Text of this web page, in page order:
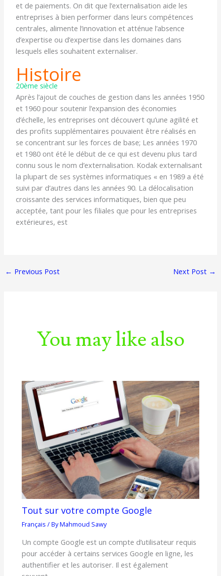
et de paiements. On dit que l’externalisation aide les
entreprises à bien performer dans leurs compétences
centrales, alimente l’innovation et atténue l’absence
d’expertise ou d’expertise dans les domaines dans
lesquels elles souhaitent externaliser.
Histoire
20ème siècle
Après l’ajout de couches de gestion dans les années 1950
et 1960 pour soutenir l’expansion des économies
d’échelle, les entreprises ont découvert qu’une agilité et
des profits supplémentaires pouvaient être réalisés en
se concentrant sur les forces de base; Les années 1970
et 1980 ont été le début de ce qui est devenu plus tard
connu sous le nom d’externalisation. Kodak externalisant
la plupart de ses systèmes informatiques « en 1989 a été
suivi par d’autres dans les années 90. La délocalisation
croissante des services informatiques, bien que peu
acceptée, tant pour les filiales que pour les entreprises
extérieures, est
← Previous Post Next Post →
You may like also
Tout sur votre compte Google
Français / ByMahmoud Sawy
Un compte Google est un compte d’utilisateur requis
pour accéder à certains services Google en ligne, les
authentifier et les autoriser. Il est également